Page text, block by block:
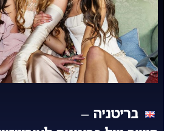
בריטניה –